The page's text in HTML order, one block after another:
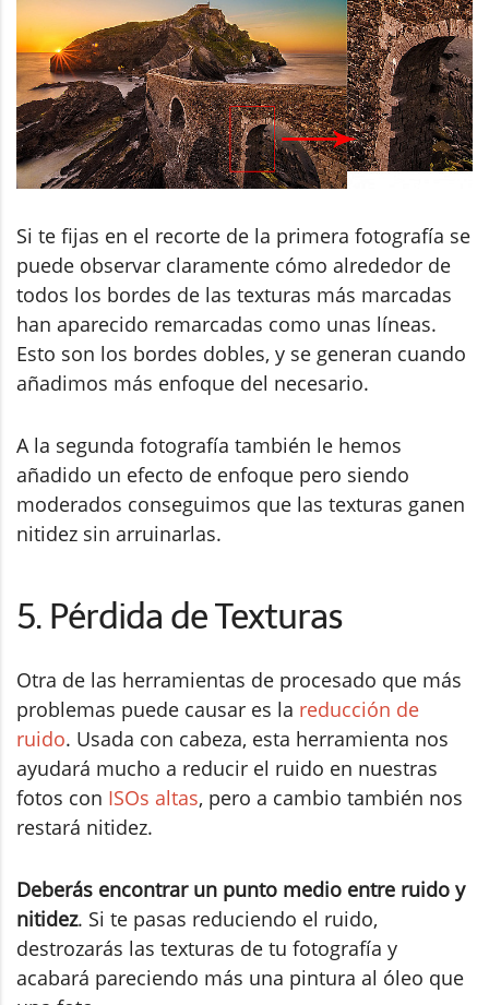
Si te fijas en el recorte de la primera fotografía se
puede observar claramente cómo alrededor de
todos los bordes de las texturas más marcadas
han aparecido remarcadas como unas líneas.
Esto son los bordes dobles, y se generan cuando
añadimos más enfoque del necesario.
A la segunda fotografía también le hemos
añadido un efecto de enfoque pero siendo
moderados conseguimos que las texturas ganen
nitidez sin arruinarlas.
5. Pérdida de Texturas
Otra de las herramientas de procesado que más
problemas puede causar es la reducción de
ruido. Usada con cabeza, esta herramienta nos
ayudará mucho a reducir el ruido en nuestras
fotos con ISOs altas, pero a cambio también nos
restará nitidez.
Deberás encontrar un punto medio entre ruido y
nitidez. Si te pasas reduciendo el ruido,
destrozarás las texturas de tu fotografía y
acabará pareciendo más una pintura al óleo que